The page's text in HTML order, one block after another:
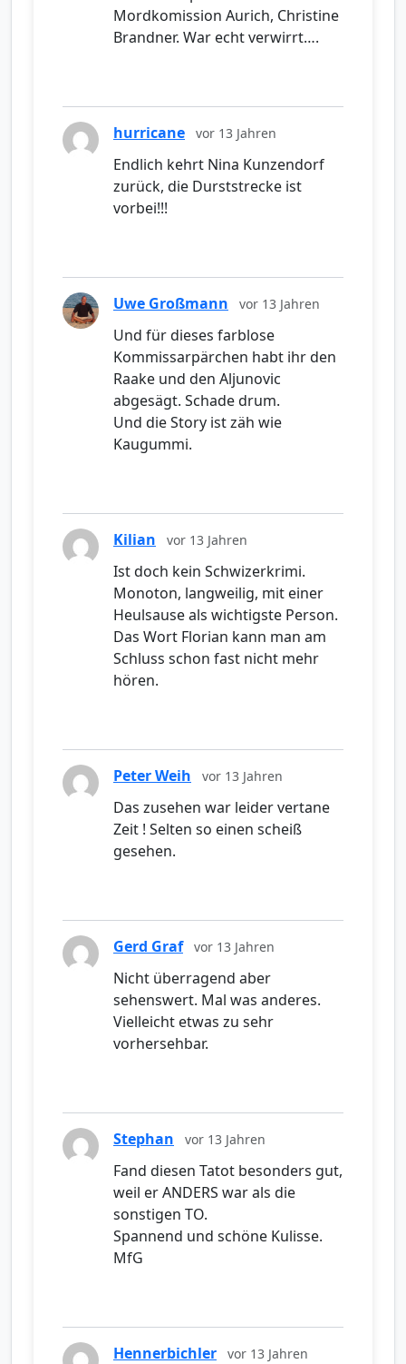
Mordkomission Aurich, Christine
Brandner. War echt verwirrt….
hurricane vor 13 Jahren
Endlich kehrt Nina Kunzendorf
zurück, die Durststrecke ist
vorbei!!!
Uwe Großmann vor 13 Jahren
Und für dieses farblose
Kommissarpärchen habt ihr den
Raake und den Aljunovic
abgesägt. Schade drum.
Und die Story ist zäh wie
Kaugummi.
Kilian vor 13 Jahren
Ist doch kein Schwizerkrimi.
Monoton, langweilig, mit einer
Heulsause als wichtigste Person.
Das Wort Florian kann man am
Schluss schon fast nicht mehr
hören.
Peter Weih vor 13 Jahren
Das zusehen war leider vertane
Zeit ! Selten so einen scheiß
gesehen.
Gerd Graf vor 13 Jahren
Nicht überragend aber
sehenswert. Mal was anderes.
Vielleicht etwas zu sehr
vorhersehbar.
Stephan vor 13 Jahren
Fand diesen Tatot besonders gut,
weil er ANDERS war als die
sonstigen TO.
Spannend und schöne Kulisse.
MfG
Hennerbichler vor 13 Jahren